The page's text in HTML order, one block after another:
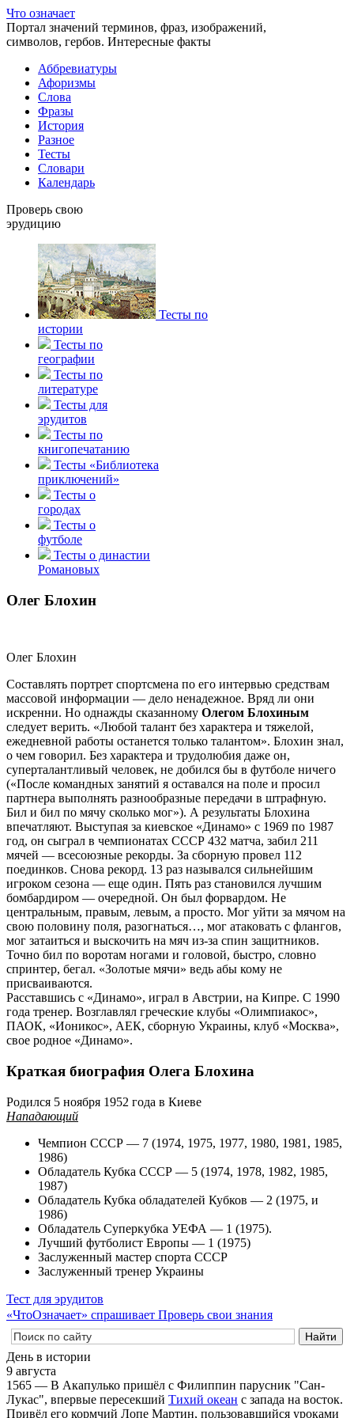
Что означает
Портал значений терминов, фраз, изображений,
символов, гербов. Интересные факты
Аббревиатуры
Афоризмы
Слова
Фразы
История
Разное
Тесты
Словари
Календарь
Проверь свою
эрудицию
Тесты по
истории
Тесты по
географии
Тесты по
литературе
Тесты для
эрудитов
Тесты по
книгопечатанию
Тесты «Библиотека
приключений»
Тесты о
городах
Тесты о
футболе
Тесты о династии
Романовых
Олег Блохин
Олег Блохин
Составлять портрет спортсмена по его интервью средствам
массовой информации — дело ненадежное. Вряд ли они
искренни. Но однажды сказанному Олегом Блохиным
следует верить. «Любой талант без характера и тяжелой,
ежедневной работы останется только талантом». Блохин знал,
о чем говорил. Без характера и трудолюбия даже он,
суперталантливый человек, не добился бы в футболе ничего
(«После командных занятий я оставался на поле и просил
партнера выполнять разнообразные передачи в штрафную.
Бил и бил по мячу сколько мог»). А результаты Блохина
впечатляют. Выступая за киевское «Динамо» с 1969 по 1987
год, он сыграл в чемпионатах СССР 432 матча, забил 211
мячей — всесоюзные рекорды. За сборную провел 112
поединков. Снова рекорд. 13 раз назывался сильнейшим
игроком сезона — еще один. Пять раз становился лучшим
бомбардиром — очередной. Он был форвардом. Не
центральным, правым, левым, а просто. Мог уйти за мячом на
свою половину поля, разогнаться…, мог атаковать с флангов,
мог затаиться и выскочить на мяч из-за спин защитников.
Точно бил по воротам ногами и головой, быстро, словно
спринтер, бегал. «Золотые мячи» ведь абы кому не
присваиваются.
Расставшись с «Динамо», играл в Австрии, на Кипре. С 1990
года тренер. Возглавлял греческие клубы «Олимпиакос»,
ПАОК, «Ионикос», АЕК, сборную Украины, клуб «Москва»,
свое родное «Динамо».
Краткая биография Олега Блохина
Родился 5 ноября 1952 года в Киеве
Нападающий
Чемпион СССР — 7 (1974, 1975, 1977, 1980, 1981, 1985,
1986)
Обладатель Кубка СССР — 5 (1974, 1978, 1982, 1985,
1987)
Обладатель Кубка обладателей Кубков — 2 (1975, и
1986)
Обладатель Суперкубка УЕФА — 1 (1975).
Лучший футболист Европы — 1 (1975)
Заслуженный мастер спорта СССР
Заслуженный тренер Украины
Тест для эрудитов
«ЧтоОзначает» спрашивает Проверь свои знания
День в истории
9 августа
1565 — В Акапулько пришёл с Филиппин парусник "Сан-
Лукас", впервые пересекший Тихий океан с запада на восток.
Привёл его кормчий Лопе Мартин, пользовавшийся уроками